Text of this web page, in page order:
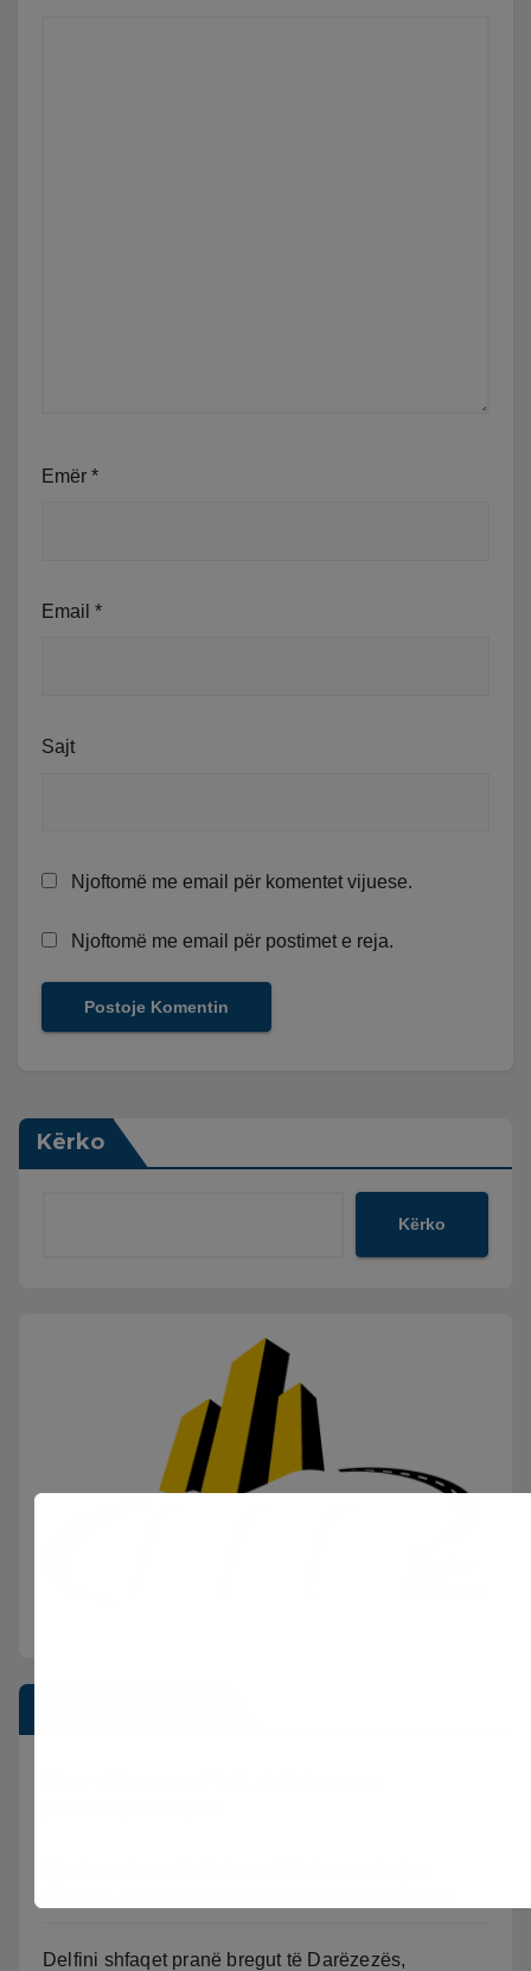
Emër *
Email *
Sajt
Njoftomë me email për komentet vijuese.
Njoftomë me email për postimet e reja.
Kërko
Kërko
Delfini shfaqet pranë bregut të Darëzezës,